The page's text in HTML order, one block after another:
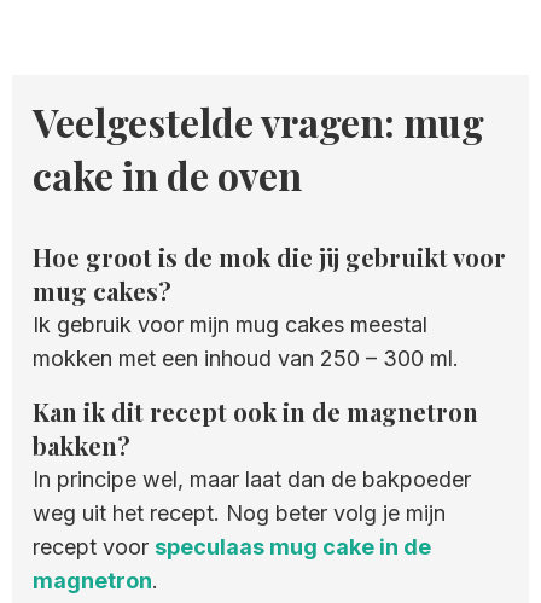
Veelgestelde vragen: mug
cake in de oven
Hoe groot is de mok die jij gebruikt voor
mug cakes?
Ik gebruik voor mijn mug cakes meestal
mokken met een inhoud van 250 – 300 ml.
Kan ik dit recept ook in de magnetron
bakken?
In principe wel, maar laat dan de bakpoeder
weg uit het recept. Nog beter volg je mijn
recept voor speculaas mug cake in de
magnetron.